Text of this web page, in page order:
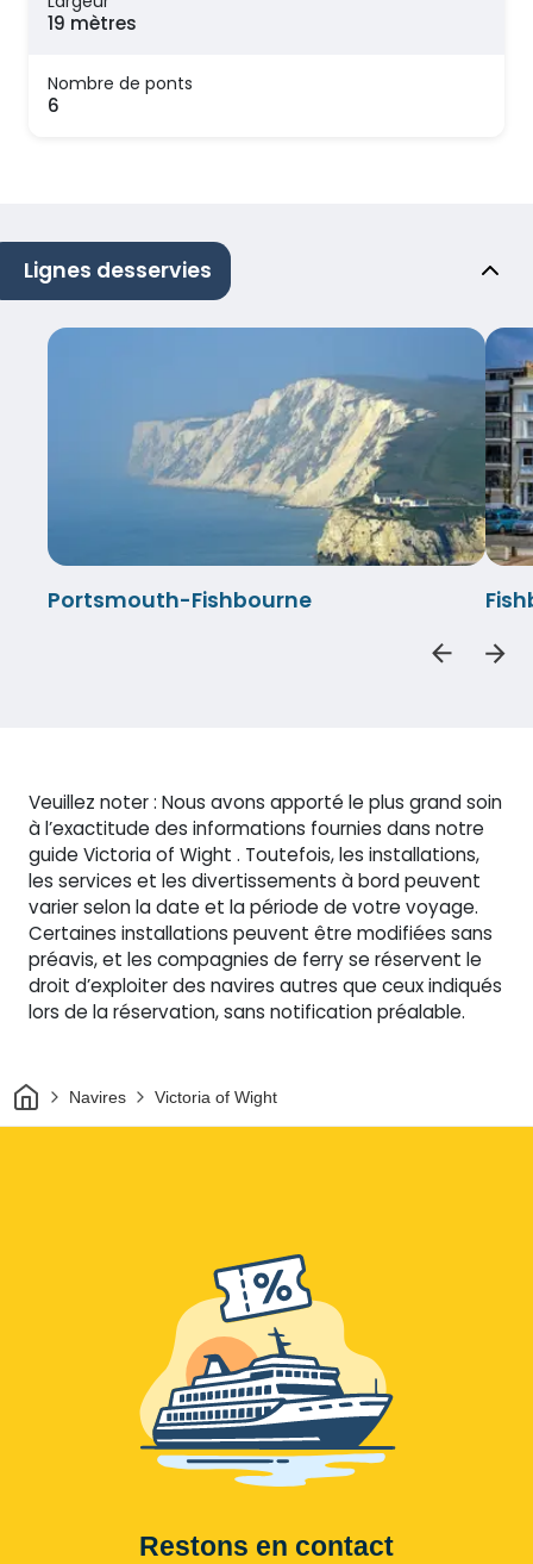
19 mètres
Nombre de ponts
6
Lignes desservies
Portsmouth-Fishbourne
Veuillez noter : Nous avons apporté le plus grand soin
à l’exactitude des informations fournies dans notre
guide Victoria of Wight . Toutefois, les installations,
les services et les divertissements à bord peuvent
varier selon la date et la période de votre voyage.
Certaines installations peuvent être modifiées sans
préavis, et les compagnies de ferry se réservent le
droit d’exploiter des navires autres que ceux indiqués
lors de la réservation, sans notification préalable.
MaisonNavires Victoria of Wight
Restons en contact